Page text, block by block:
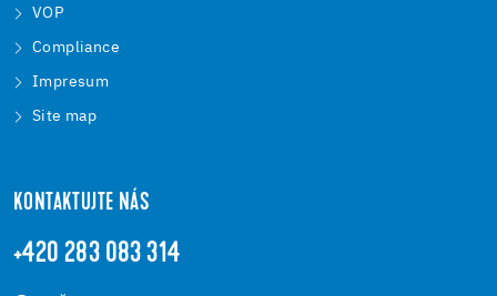
VOP
Compliance
Impresum
Site map
KONTAKTUJTE NÁS
+420 283 083 314